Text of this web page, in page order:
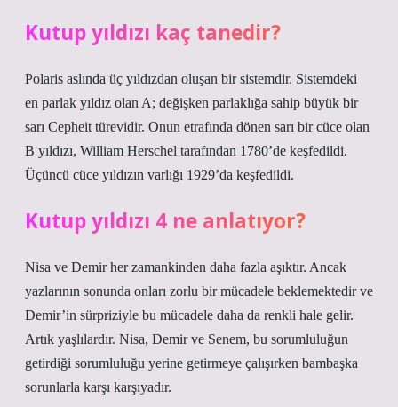
Kutup yıldızı kaç tanedir?
Polaris aslında üç yıldızdan oluşan bir sistemdir. Sistemdeki
en parlak yıldız olan A; değişken parlaklığa sahip büyük bir
sarı Cepheit türevidir. Onun etrafında dönen sarı bir cüce olan
B yıldızı, William Herschel tarafından 1780’de keşfedildi.
Üçüncü cüce yıldızın varlığı 1929’da keşfedildi.
Kutup yıldızı 4 ne anlatıyor?
Nisa ve Demir her zamankinden daha fazla aşıktır. Ancak
yazlarının sonunda onları zorlu bir mücadele beklemektedir ve
Demir’in sürpriziyle bu mücadele daha da renkli hale gelir.
Artık yaşlılardır. Nisa, Demir ve Senem, bu sorumluluğun
getirdiği sorumluluğu yerine getirmeye çalışırken bambaşka
sorunlarla karşı karşıyadır.